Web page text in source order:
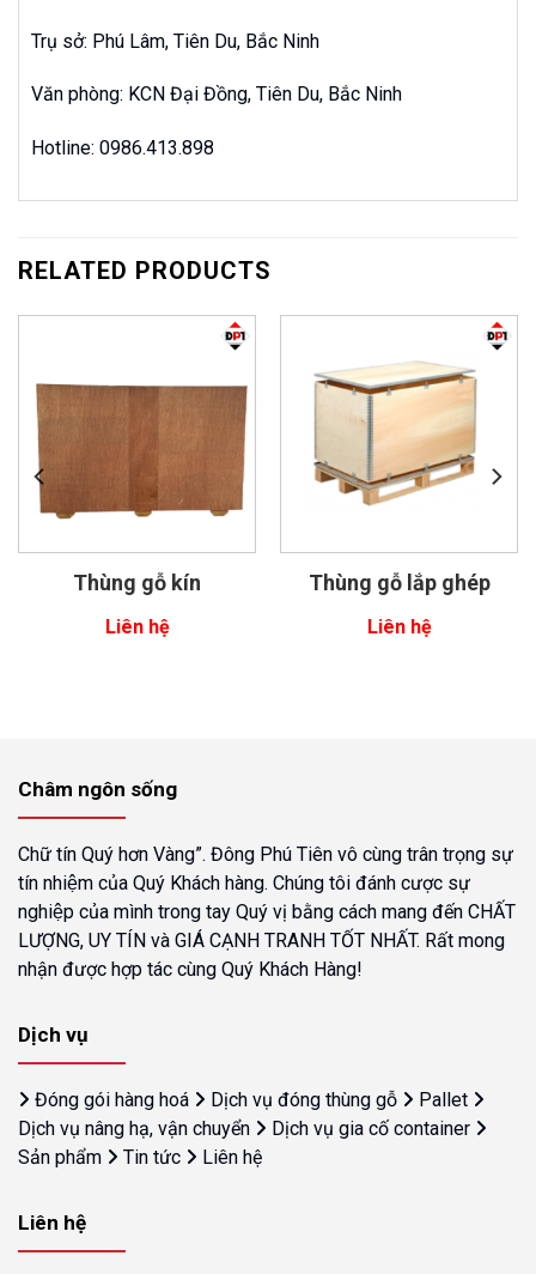
Trụ sở: Phú Lâm, Tiên Du, Bắc Ninh
Văn phòng: KCN Đại Đồng, Tiên Du, Bắc Ninh
Hotline: 0986.413.898
RELATED PRODUCTS
Thùng gỗ kín
Liên hệ
Thùng gỗ lắp ghép
Liên hệ
Châm ngôn sống
Chữ tín Quý hơn Vàng”. Đông Phú Tiên vô cùng trân trọng sự
tín nhiệm của Quý Khách hàng. Chúng tôi đánh cược sự
nghiệp của mình trong tay Quý vị bằng cách mang đến CHẤT
LƯỢNG, UY TÍN và GIÁ CẠNH TRANH TỐT NHẤT. Rất mong
nhận được hợp tác cùng Quý Khách Hàng!
Dịch vụ
Đóng gói hàng hoá Dịch vụ đóng thùng gỗ
Pallet
Dịch vụ nâng hạ, vận chuyển
Dịch vụ gia cố container
Sản phẩm
Tin tức Liên hệ
Liên hệ